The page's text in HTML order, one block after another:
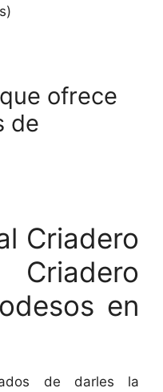
ofrece
de
Criadero
en
de darles la